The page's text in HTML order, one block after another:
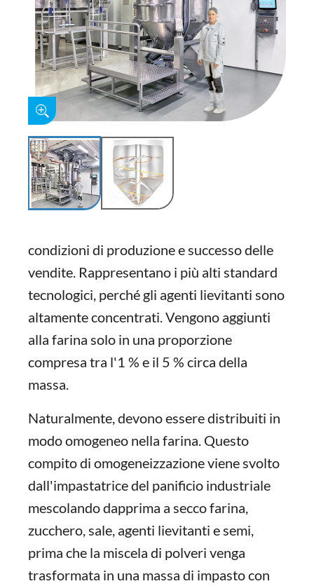
condizioni di produzione e successo delle
vendite. Rappresentano i più alti standard
tecnologici, perché gli agenti lievitanti sono
altamente concentrati. Vengono aggiunti
alla farina solo in una proporzione
compresa tra l'1 % e il 5 % circa della
massa.
Naturalmente, devono essere distribuiti in
modo omogeneo nella farina. Questo
compito di omogeneizzazione viene svolto
dall'impastatrice del panificio industriale
mescolando dapprima a secco farina,
zucchero, sale, agenti lievitanti e semi,
prima che la miscela di polveri venga
trasformata in una massa di impasto con